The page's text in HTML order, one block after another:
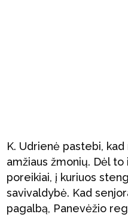
K. Udrienė pastebi,
amžiaus žmonių. Dėl
poreikiai, į kuriuos
savivaldybė. Kad
pagalbą, Panevėžio